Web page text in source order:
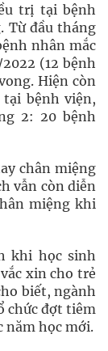
trị tại bệnh
Từ đầu tháng
nhân mắc
(12 bệnh
Hiện còn
bệnh viện,
2: 20 bệnh
chân miệng
vẫn còn diễn
miệng khi
khi học sinh
xin cho trẻ
biết, ngành
chức đợt tiêm
năm học mới.